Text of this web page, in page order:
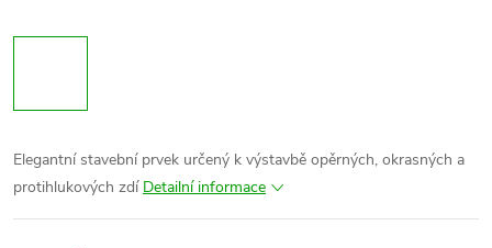
Elegantní stavební prvek určený k výstavbě opěrných, okrasných a
protihlukových zdí Detailní informace